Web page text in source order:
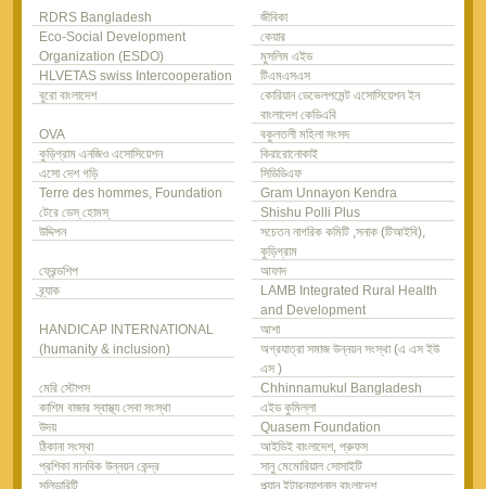
RDRS Bangladesh
জীবিকা
Eco-Social Development
Organization (ESDO)
কেয়ার
মুসলিম এইড
HLVETAS swiss Intercooperation
টিএমএসএস
বুরো বাংলাদেশ
কোরিয়ান ডেভেলপমেন্ট এসোসিয়েশন ইন
বাংলাদেশ কেডিএবি
OVA
বকুলতলী মহিলা সংসদ
কুড়িগ্রাম এনজিও এসোসিয়েশন
কিরারোনোকাই
এসো দেশ গড়ি
সিডিডিএফ
Terre des hommes, Foundation
টেরে ডেস্ হোমস্
Gram Unnayon Kendra
Shishu Polli Plus
উদ্দিপন
সচেতন নাগরিক কমিটি ,সনাক (টিআইবি),
কুড়িগ্রাম
ফ্রেন্ডশিপ
আফাদ
ব্র্যাক
LAMB Integrated Rural Health
and Development
HANDICAP INTERNATIONAL
(humanity & inclusion)
আশা
অগ্রযাত্রা সমাজ উন্নয়ন সংস্থা (এ এস ইউ
এস )
মেরি স্টোপস
Chhinnamukul Bangladesh
কাশিম বাজার স্বাস্থ্য সেবা সংস্থা
এইড কুমিল্লা
উদয়
Quasem Foundation
ঠিকানা সংস্থা
আইডিই বাংলাদেশ, প্রুফস
প্রশিকা মানবিক উন্নয়ন কেন্দ্র
সানু মেমোরিয়াল সোসাইটি
সলিডারিটি
প্ল্যান ইন্টারন্যাশনাল বাংলাদেশ